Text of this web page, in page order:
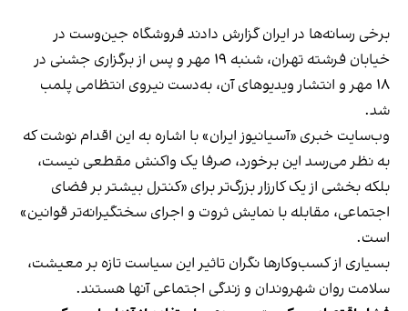
برخی رسانه‌ها در ایران گزارش دادند فروشگاه جین‌وست در
خیابان فرشته تهران، شنبه ۱۹ مهر و پس از برگزاری جشنی در
۱۸ مهر و انتشار ویدیوهای آن، به‌دست نیروی انتظامی پلمب
شد.
وب‌سایت خبری «آسیانیوز ایران» با اشاره به این اقدام نوشت که
به نظر می‌رسد این برخورد، صرفا یک واکنش مقطعی نیست،
بلکه بخشی از یک کارزار بزرگ‌تر برای «کنترل بیشتر بر فضای
اجتماعی، مقابله با نمایش ثروت و اجرای سختگیرانه‌تر قوانین»
است.
بسیاری از کسب‌وکارها نگران تاثیر این سیاست‌ تازه بر معیشت،
سلامت روان شهروندان و زندگی اجتماعی آنها هستند.